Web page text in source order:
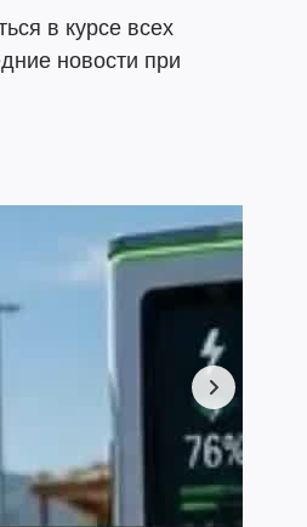
в курсе всех
новости при